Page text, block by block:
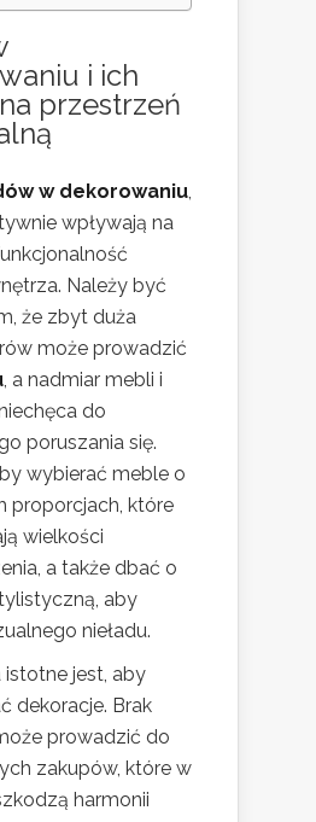
i ich
przestrzeń
w dekorowaniu,
wpływają na
Należy być
że zbyt duża
może prowadzić
, a nadmiar mebli i
do
poruszania się.
wybierać meble o
proporcjach, które
wielkości
a także dbać o
aby
nieładu.
istotne jest, aby
dekoracje. Brak
prowadzić do
zakupów, które w
harmonii